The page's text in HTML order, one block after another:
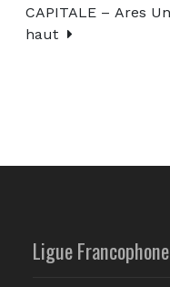
CAPITALE – Ares
haut
Ligue